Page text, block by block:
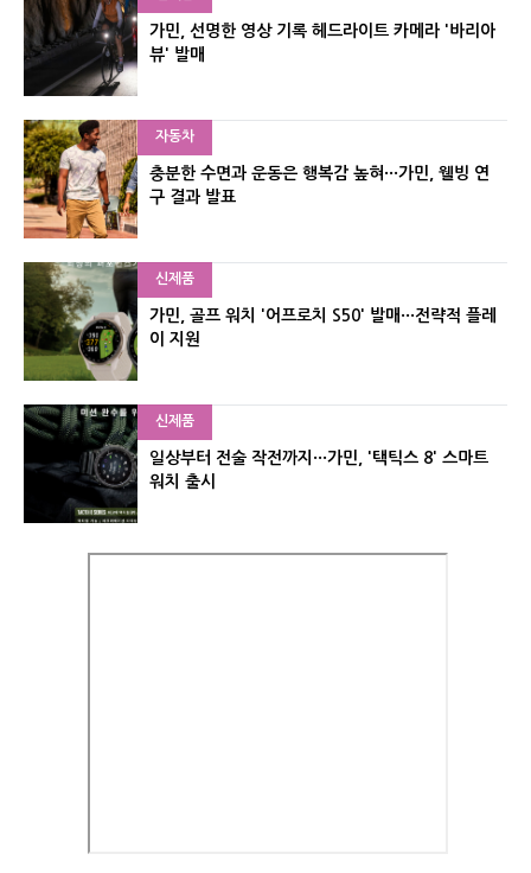
가민, 선명한 영상 기록 헤드라이트 카메라 '바리아
뷰' 발매
자동차
충분한 수면과 운동은 행복감 높혀···가민, 웰빙 연
구 결과 발표
신제품
가민, 골프 워치 '어프로치 S50' 발매···전략적 플레
이 지원
신제품
일상부터 전술 작전까지···가민, '택틱스 8' 스마트
워치 출시